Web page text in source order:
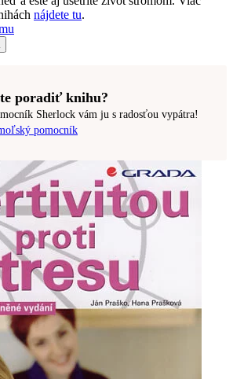
nájdete tu.
poradiť knihu?
Sherlock vám ju s radosťou vypátra!
pomocník